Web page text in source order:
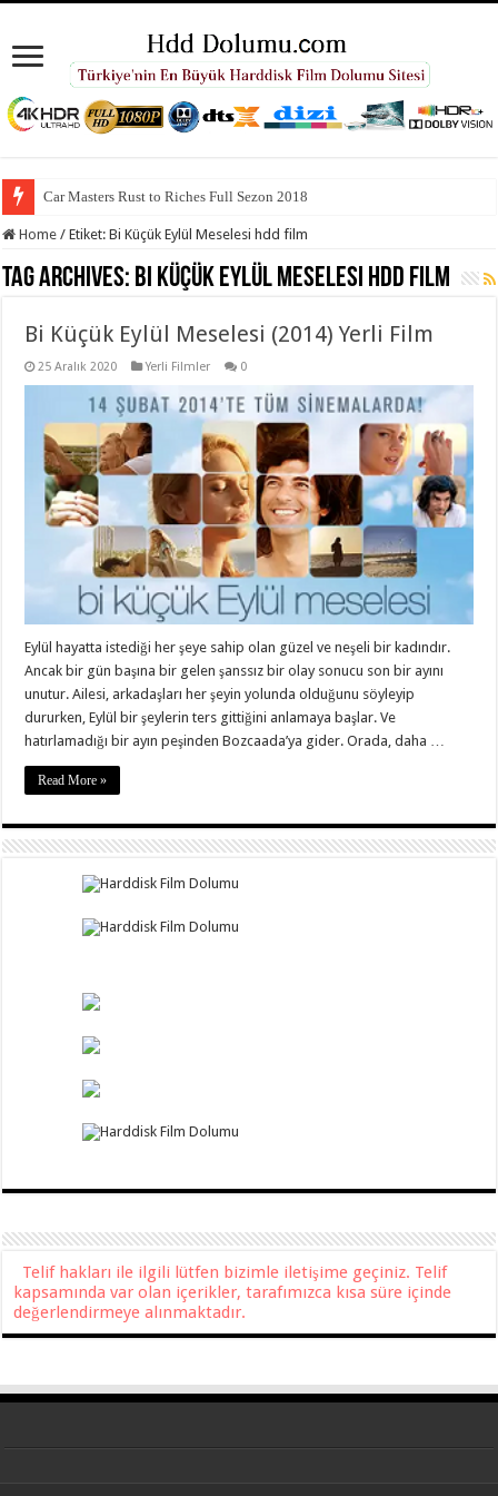
Car Masters Rust to Riches Full Sezon 2018
Home / Etiket:Bi Küçük Eylül Meselesi hdd film
Tag Archives: Bi Küçük Eylül Meselesi hdd film
Bi Küçük Eylül Meselesi (2014) Yerli Film
25 Aralık 2020 Yerli Filmler 0
Eylül hayatta istediği her şeye sahip olan güzel ve neşeli bir kadındır.
Ancak bir gün başına bir gelen şanssız bir olay sonucu son bir ayını
unutur. Ailesi, arkadaşları her şeyin yolunda olduğunu söyleyip
dururken, Eylül bir şeylerin ters gittiğini anlamaya başlar. Ve
hatırlamadığı bir ayın peşinden Bozcaada’ya gider. Orada, daha …
Read More »
Telif hakları ile ilgili lütfen bizimle iletişime geçiniz. Telif
kapsamında var olan içerikler, tarafımızca kısa süre içinde
değerlendirmeye alınmaktadır.